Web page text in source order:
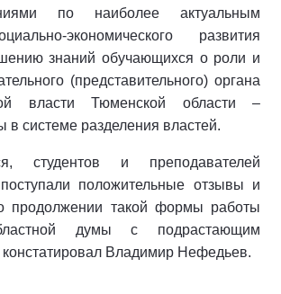
по наиболее актуальным
экономического развития
знаний обучающихся о роли и
(представительного) органа
власти Тюменской области –
в системе разделения властей.
студентов и преподавателей
положительные отзывы и
продолжении такой формы работы
думы с подрастающим
Владимир Нефедьев.